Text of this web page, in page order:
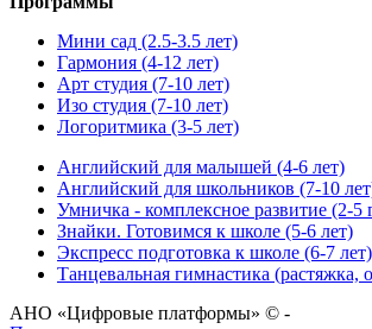
Мини сад (2.5-3.5 лет)
Гармония (4-12 лет)
Арт студия (7-10 лет)
Изо студия (7-10 лет)
Логоритмика (3-5 лет)
Английский для малышей (4-6 лет)
Английский для школьников (7-10
Умничка - комплексное развитие (2-5
Знайки. Готовимся к школе (5-6 лет)
Экспресс подготовка к школе (6-7 лет)
Танцевальная гимнастика (растяжка,
АНО «Цифровые платформы» © -